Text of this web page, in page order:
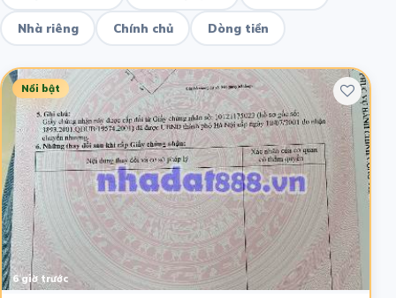
Nhà riêng Chính chủ Dòng tiền
Nổi bật
6 giờ trước